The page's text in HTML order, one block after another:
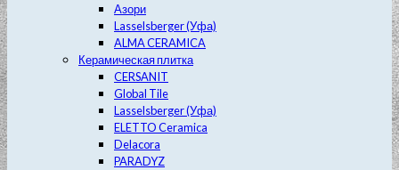
Азори
Lasselsberger (Уфа)
ALMA CERAMICA
Керамическая плитка
CERSANIT
Global Tile
Lasselsberger (Уфа)
ELETTO Ceramica
Delacora
PARADYZ